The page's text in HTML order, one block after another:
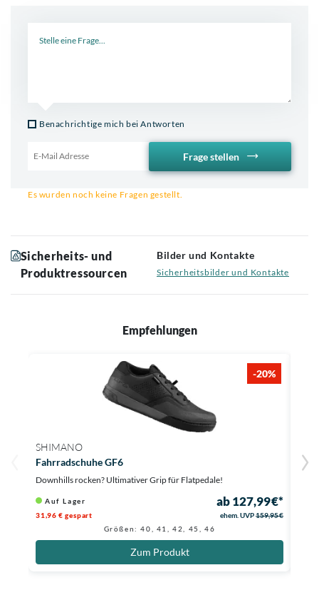
Benachrichtige mich bei Antworten
Frage stellen
Es wurden noch keine Fragen gestellt.
Sicherheits- und
Produktressourcen
Bilder und Kontakte
Sicherheitsbilder und Kontakte
Empfehlungen
-20%
SHIMANO
Fahrradschuhe GF6
Downhills rocken? Ultimativer Grip für Flatpedale!
Auf Lager ab 127,99 €*
31,96 € gespart ehem. UVP159,95 €
Größen: 40, 41, 42, 45, 46
Zum Produkt